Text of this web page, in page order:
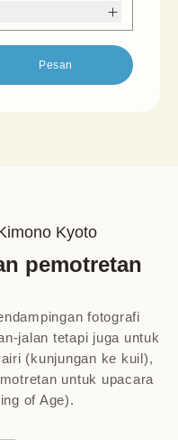
Pesan
Kyoto
pemotretan
fotografi
jalan tetapi juga untuk
(kunjungan ke kuil),
untuk upacara
of Age).